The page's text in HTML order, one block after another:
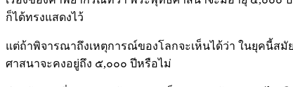
ก็ได้ทรงแสดงไว้
แต่ถ้าพิจารณาถึงเหตุการณ์ของโลกจะเห็นได้ว่า ในยุคนี้ส
ศาสนาจะคงอยู่ถึง ๕,๐๐๐ ปีหรือไม่